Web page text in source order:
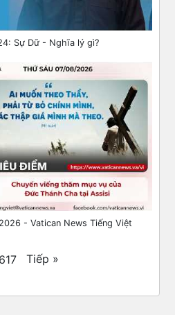
Sự Dữ - Nghĩa lý gì?
- Vatican News Tiếng Việt
Tiếp »